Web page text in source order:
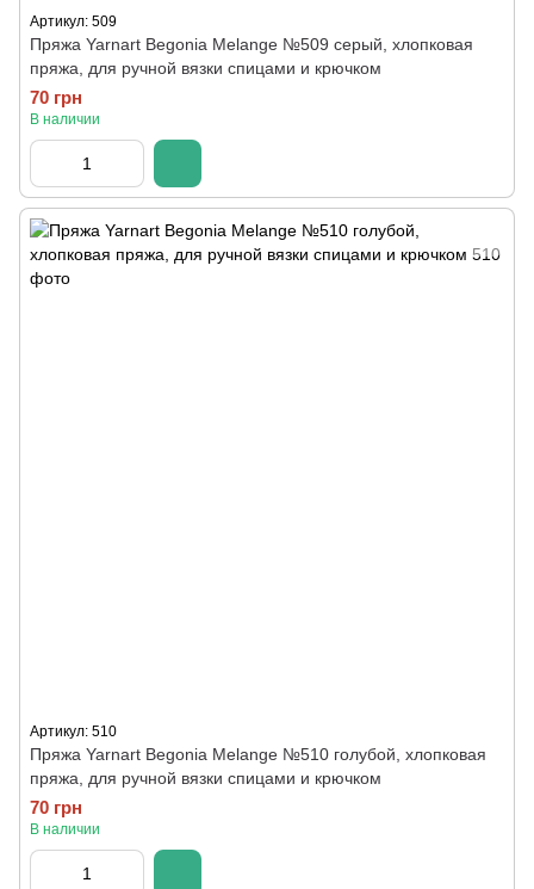
Артикул: 509
Пряжа Yarnart Begonia Melange №509 серый, хлопковая
пряжа, для ручной вязки спицами и крючком
70 грн
В наличии
Артикул: 510
Пряжа Yarnart Begonia Melange №510 голубой, хлопковая
пряжа, для ручной вязки спицами и крючком
70 грн
В наличии